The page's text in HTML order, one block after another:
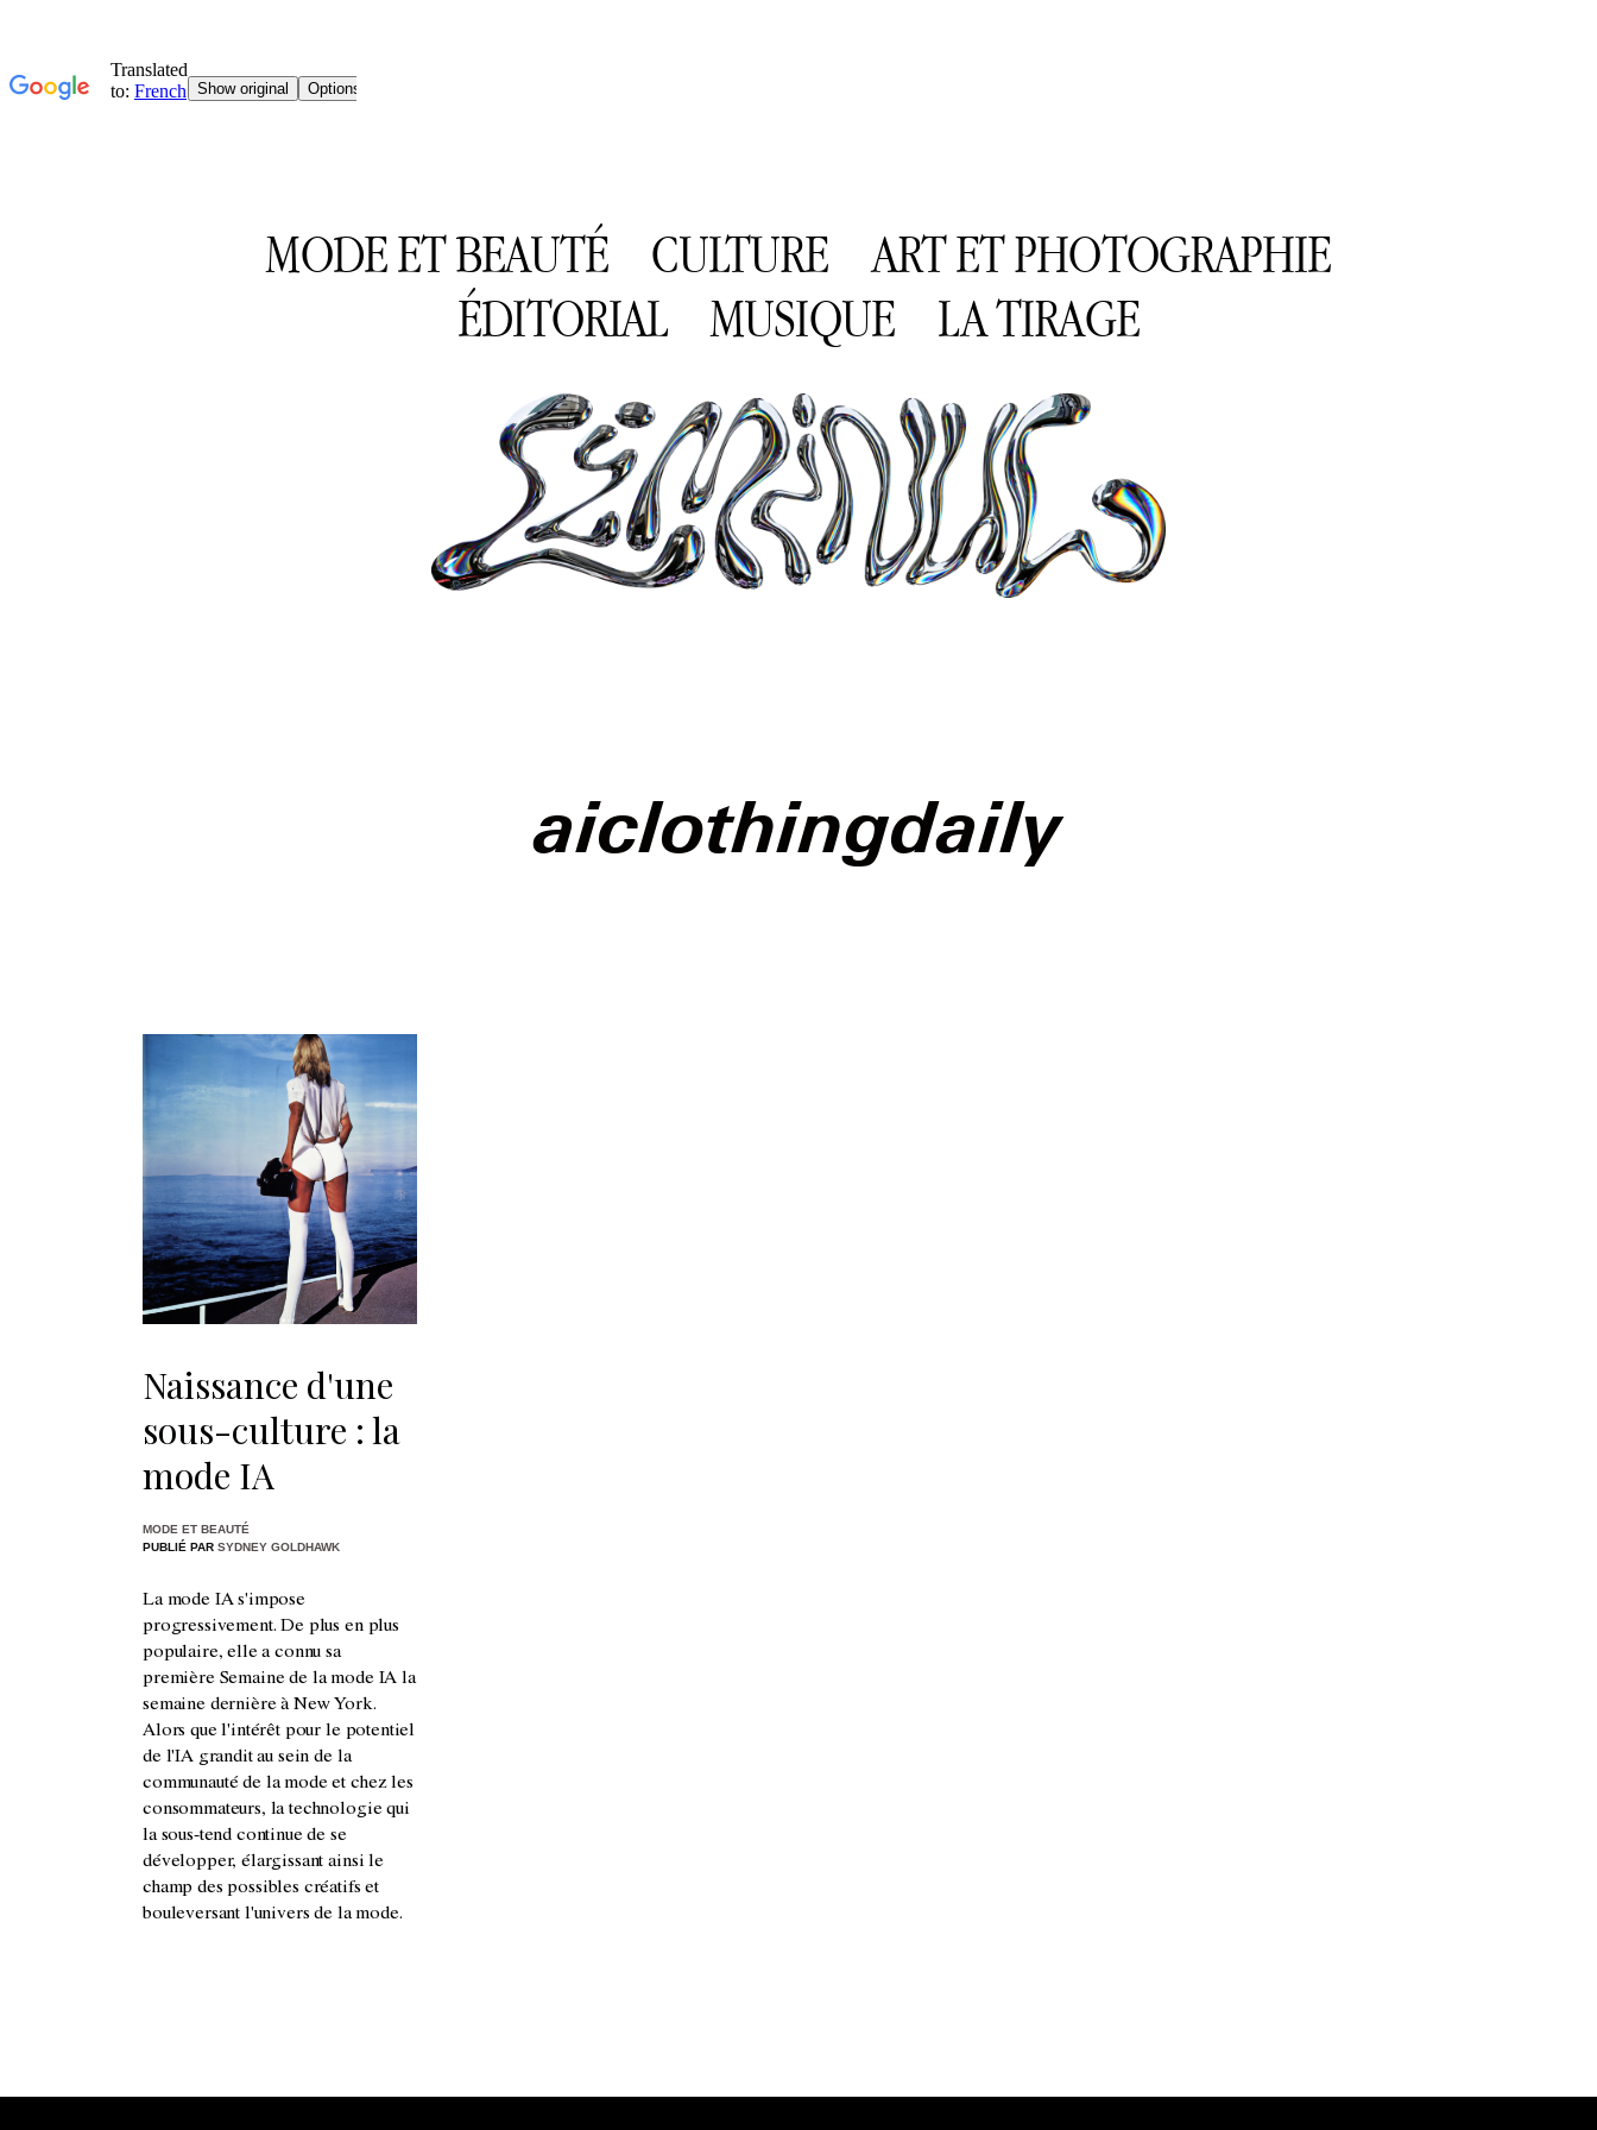
MODE ET BEAUTÉ CULTURE
ART ET PHOTOGRAPHIE
ÉDITORIAL
MUSIQUE LA TIRAGE
aiclothingdaily
Naissance d'une
sous-culture : la
mode IA
MODE ET BEAUTÉ
PUBLIÉ PAR SYDNEY GOLDHAWK
La mode IA s'impose
progressivement. De plus en plus
populaire, elle a connu sa
première Semaine de la mode IA la
semaine dernière à New York.
Alors que l'intérêt pour le potentiel
de l'IA grandit au sein de la
communauté de la mode et chez les
consommateurs, la technologie qui
la sous-tend continue de se
développer, élargissant ainsi le
champ des possibles créatifs et
bouleversant l'univers de la mode.